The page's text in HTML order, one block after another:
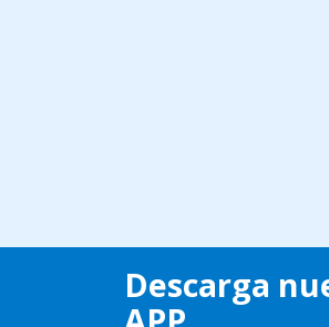
Descarga